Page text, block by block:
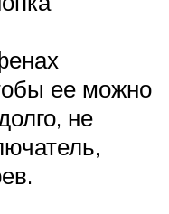
ее можно
не